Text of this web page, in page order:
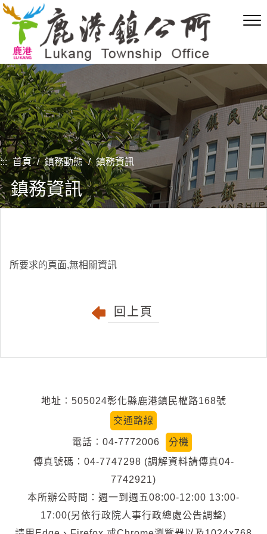
跳
內
容
區
塊
::: 首頁 / 鎮務動態 / 鎮務資訊
鎮務資訊
所要求的頁面,無相關資訊
回上頁
地址︰505024彰化縣鹿港鎮民權路168號
交通路線
電話︰04-7772006
分機
傳真號碼：04-7747298 (調解資料請傳真04-
7742921)
本所辦公時間：週一到週五08:00-12:00 13:00-
17:00(另依行政院人事行政總處公告調整)